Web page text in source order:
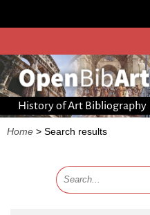
History of Art Bibliography
Home > Search results